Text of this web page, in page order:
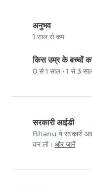
अनुभव
1 साल से कम
किस उम्र के बच्चों
0 से 1 साल • 1 से 3
सरकारी आईडी
Bhanu ने सरकारी
कर ली। और जानें